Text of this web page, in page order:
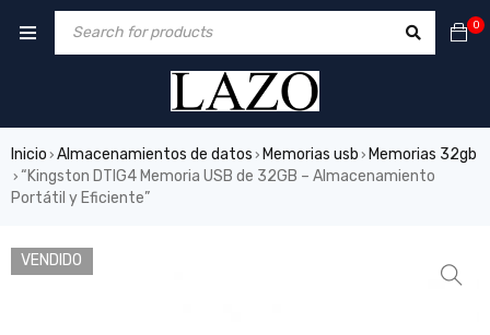
0
Inicio › Almacenamientos de datos › Memorias usb › Memorias 32gb
› “Kingston DTIG4 Memoria USB de 32GB – Almacenamiento
Portátil y Eficiente”
VENDIDO